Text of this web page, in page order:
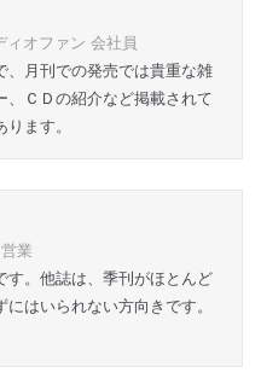
ィオファン 会社員
、月刊での発売では貴重な雑
、ＣＤの紹介など掲載されて
ます。
業
す。他誌は、季刊がほとんど
はいられない方向きです。